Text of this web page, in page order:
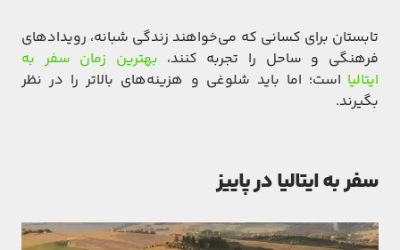
تابستان برای کسانی که می‌خواهند زندگی شبانه، رویدادهای
فرهنگی و ساحل را تجربه کنند، بهترین زمان سفر به
ایتالیا است؛ اما باید شلوغی و هزینه‌های بالاتر را در نظر
بگیرند.
سفر به ایتالیا در پاییز